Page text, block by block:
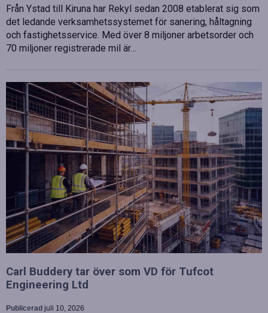
Från Ystad till Kiruna har Rekyl sedan 2008 etablerat sig som
det ledande verksamhetssystemet för sanering, håltagning
och fastighetsservice. Med över 8 miljoner arbetsorder och
70 miljoner registrerade mil är…
Carl Buddery tar över som VD för Tufcot
Engineering Ltd
Publicerad juli 10, 2026